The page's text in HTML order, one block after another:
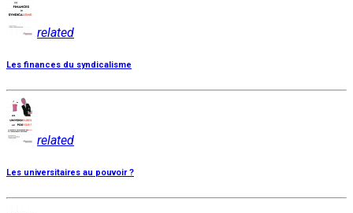
related
Les finances du syndicalisme
related
Les universitaires au pouvoir ?